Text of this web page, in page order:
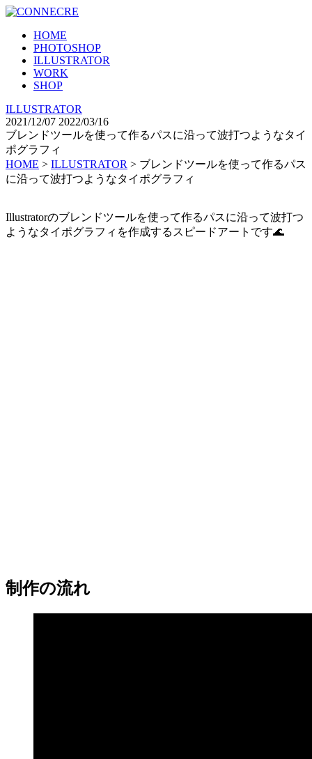
HOME
PHOTOSHOP
ILLUSTRATOR
WORK
SHOP
ILLUSTRATOR
2021/12/07 2022/03/16
ブレンドツールを使って作るパスに沿って波打つようなタイ
ポグラフィ
HOME > ILLUSTRATOR > ブレンドツールを使って作るパス
に沿って波打つようなタイポグラフィ
Illustratorのブレンドツールを使って作るパスに沿って波打つ
ようなタイポグラフィを作成するスピードアートです🌊
制作の流れ